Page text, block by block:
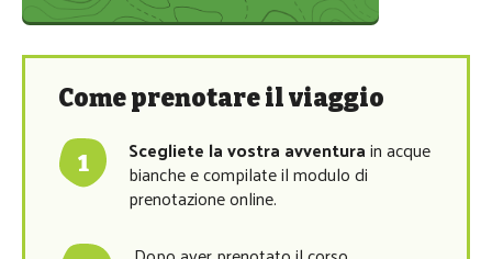
Come prenotare il viaggio
Scegliete la vostra avventurain acque
bianche e compilate il modulo di
prenotazione online.